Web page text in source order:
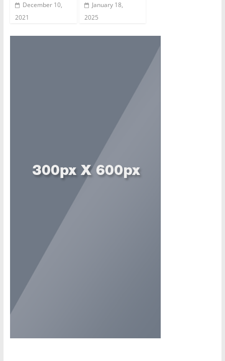
December 10,
2021
January 18,
2025